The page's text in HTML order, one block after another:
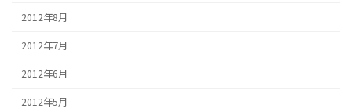
2012年8月
2012年7月
2012年6月
2012年5月